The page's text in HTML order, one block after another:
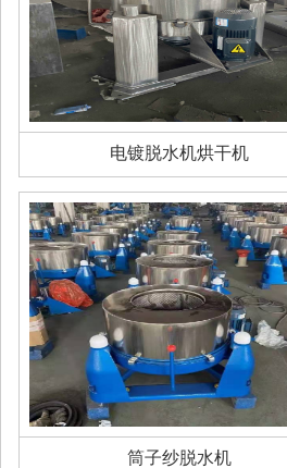
电镀脱水机烘干机
筒子纱脱水机